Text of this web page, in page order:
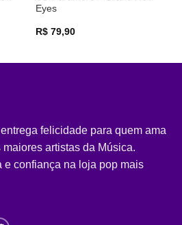
Eyes
R$79,90
felicidade para quem ama
artistas da Música.
e confiança na loja pop mais